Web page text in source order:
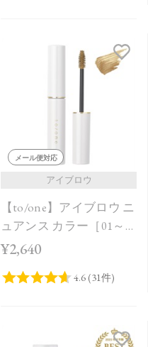
メール便対応
アイブロウ
【to/one】アイブロウ ニ
ュアンス カラー［01～
03］
¥2,640